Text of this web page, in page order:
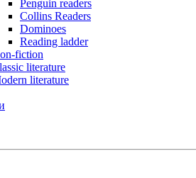
Penguin readers
Collins Readers
Dominoes
Reading ladder
fiction
literature
literature